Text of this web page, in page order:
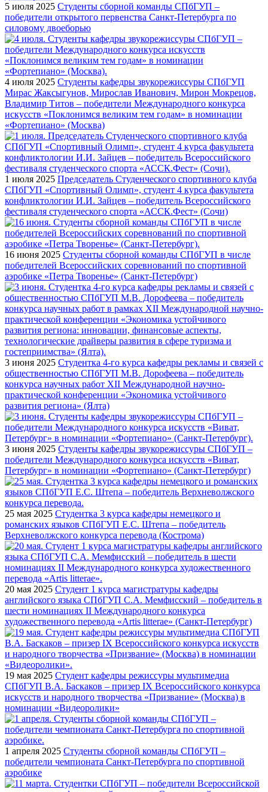
5 июля 2025 Студенты сборной команды СПбГУП –
победители открытого первенства Санкт-Петербурга по
силовому двоеборью
4 июля 2025 Студенты кафедры звукорежиссуры СПбГУП
Мирас Жаксыгунов, Мирослав Иванович, Мирон Мокрецов,
Владимир Титов – победители Международного конкурса
искусств «Поклонимся великим тем годам» в номинации
«Фортепиано» (Москва)
1 июля 2025 Председатель Студенческого спортивного клуба
СПбГУП «Спортивный Олимп», студент 4 курса факультета
конфликтологии И.И. Зайцев – победитель Всероссийского
фестиваля студенческого спорта «АССК.Фест» (Сочи)
16 июня 2025 Студенты сборной команды СПбГУП в числе
победителей Всероссийских соревнований по спортивной
аэробике «Петра Творенье» (Санкт-Петербург)
3 июня 2025 Студентка 4-го курса кафедры рекламы и связей с
общественностью СПбГУП М.В. Дорофеева – победитель
конкурса научных работ XII Международной научно-
практической конференции «Экономика устойчивого
развития региона» (Ялта)
3 июня 2025 Студенты кафедры звукорежиссуры СПбГУП –
победители Международного конкурса искусств «Виват,
Петербург» в номинации «Фортепиано» (Санкт-Петербург)
25 мая 2025 Студентка 3 курса кафедры немецкого и
романских языков СПбГУП Е.С. Штепа – победитель
Верхневолжского конкурса перевода (Кострома)
20 мая 2025 Студент 1 курса магистратуры кафедры
английского языка СПбГУП С.А. Мемфисский – победитель в
шести номинациях II Международного конкурса
художественного перевода «Аrtis litterae» (Санкт-Петербург)
19 мая 2025 Студент кафедры режиссуры мультимедиа
СПбГУП В.А. Баскаков – призер IX Всероссийского конкурса
искусств и народного творчества «Призвание» (Москва) в
номинации «Видеоролики»
1 апреля 2025 Студенты сборной команды СПбГУП –
победители чемпионата Санкт-Петербурга по спортивной
аэробике